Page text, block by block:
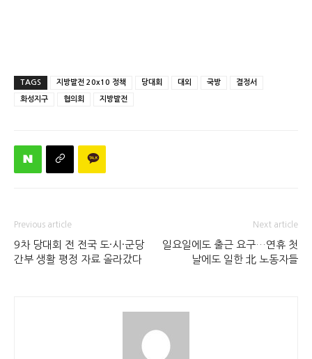
TAGS 지방발전 20x10 정책 당대회 대외 국방 결정서
화성지구 협의회 지방발전
Previous article
9차 당대회 전 전국 도·시·군당
간부 생활 평정 자료 올라갔다
Next article
일요일에도 출근 요구…연휴 첫
날에도 일한 北 노동자들